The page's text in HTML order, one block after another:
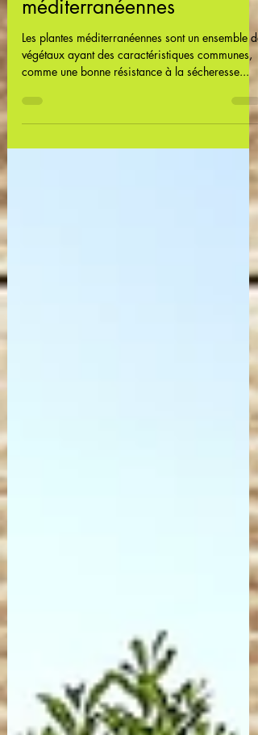
Entretien des plantes
méditerranéennes
Les plantes méditerranéennes sont un ensemble de
comme une bonne résistance à la sécheresse...